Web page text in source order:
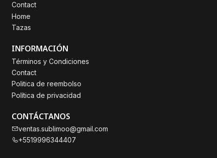
Contact
Home
Tazas
INFORMACIÓN
Términos y Condiciones
Contact
Politica de reembolso
Política de privacidad
CONTÁCTANOS
ventas.sublimoo@gmail.com
+5519996344407